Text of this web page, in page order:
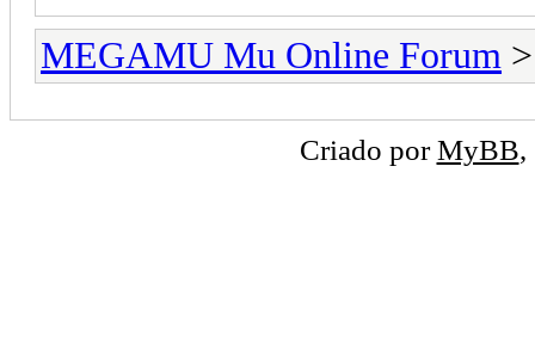
MEGAMU Mu Online Forum
Criado porMyBB,